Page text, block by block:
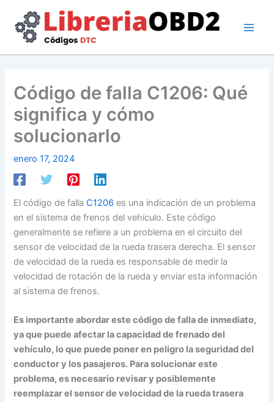
contenido
Código de falla C1206: Qué
significa y cómo
solucionarlo
enero 17, 2024
El código de fallaC1206 es una indicación de un problema
en el sistema de frenos del vehículo. Este código
generalmente se refiere a un problema en el circuito del
sensor de velocidad de la rueda trasera derecha. El sensor
de velocidad de la rueda es responsable de medir la
velocidad de rotación de la rueda y enviar esta información
al sistema de frenos.
Es importante abordar este código de falla de inmediato,
ya que puede afectar la capacidad de frenado del
vehículo, lo que puede poner en peligro la seguridad del
conductor y los pasajeros. Para solucionar este
problema, es necesario revisar y posiblemente
reemplazar el sensor de velocidad de la rueda trasera